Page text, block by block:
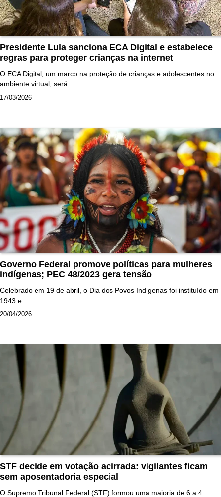
Presidente Lula sanciona ECA Digital e estabelece
regras para proteger crianças na internet
O ECA Digital, um marco na proteção de crianças e adolescentes no
ambiente virtual, será…
17/03/2026
Governo Federal promove políticas para mulheres
indígenas; PEC 48/2023 gera tensão
Celebrado em 19 de abril, o Dia dos Povos Indígenas foi instituído em
1943 e…
20/04/2026
STF decide em votação acirrada: vigilantes ficam
sem aposentadoria especial
O Supremo Tribunal Federal (STF) formou uma maioria de 6 a 4